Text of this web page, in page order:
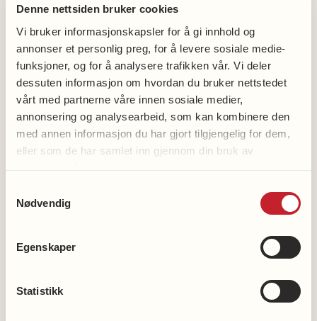
Denne nettsiden bruker cookies
Vi bruker informasjonskapsler for å gi innhold og
annonser et personlig preg, for å levere sosiale medie-
funksjoner, og for å analysere trafikken vår. Vi deler
dessuten informasjon om hvordan du bruker nettstedet
vårt med partnerne våre innen sosiale medier,
annonsering og analysearbeid, som kan kombinere den
med annen informasjon du har gjort tilgjengelig for dem,
eller som de har samlet inn gjennom din bruk av
Nødvendig
Egenskaper
Statistikk
94164681
Støtt hjerteforskningen
Vipps en gave til demensforskningen: 2216
Våre kontonummer